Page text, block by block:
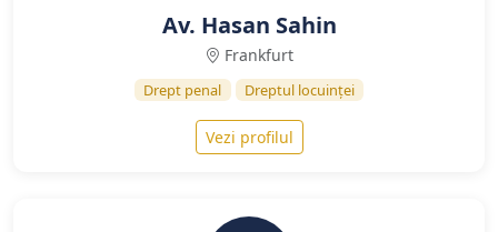
Av. Hasan Sahin
Frankfurt
Drept penal Dreptul locuinței
Vezi profilul